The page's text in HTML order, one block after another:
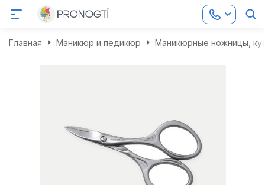
Главная Маникюр и педикюр Маникюрные ножницы,